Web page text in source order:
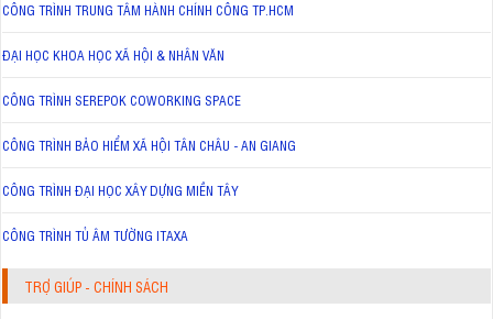
CÔNG TRÌNH TRUNG TÂM HÀNH CHÍNH CÔNG TP.HCM
ĐẠI HỌC KHOA HỌC XÃ HỘI & NHÂN VĂN
CÔNG TRÌNH SEREPOK COWORKING SPACE
CÔNG TRÌNH BẢO HIỂM XÃ HỘI TÂN CHÂU - AN GIANG
CÔNG TRÌNH ĐẠI HỌC XÂY DỰNG MIỀN TÂY
CÔNG TRÌNH TỦ ÂM TƯỜNG ITAXA
TRỢ GIÚP - CHÍNH SÁCH